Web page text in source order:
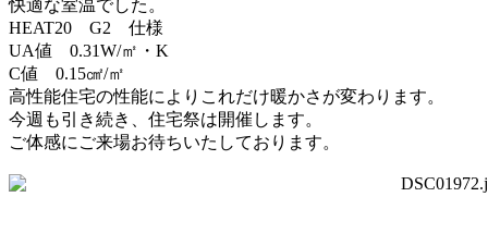
快適な室温でした。
HEAT20 G2 仕様
UA値 0.31W/㎡・K
C値 0.15㎠/㎡
高性能住宅の性能によりこれだけ暖かさが変わります。
今週も引き続き、住宅祭は開催します。
ご体感にご来場お待ちいたしております。